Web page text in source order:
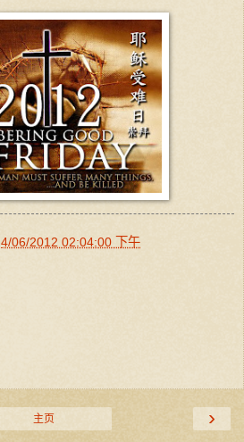
4/06/2012 02:04:00 下午
›
主页